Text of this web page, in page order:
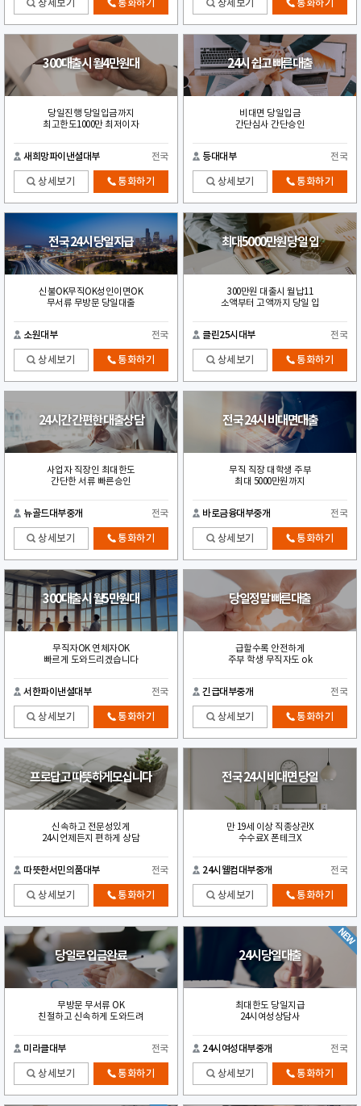
상세보기 통화하기 상세보기 통화하기
300대출시 월4만원대
당일진행 당일입금까지
최고한도1000만 최저이자
새희망파이낸셜대부 전국
상세보기 통화하기
24시 쉽고 빠른대출
비대면 당일입금
간단심사 간단승인
등대대부 전국
상세보기 통화하기
전국 24시 당일지급
신불OK무직OK성인이면OK
무서류 무방문 당일대출
소원대부 전국
상세보기 통화하기
최대5000만원 당일 입
300만원 대출시 월납11
소액부터 고액까지 당일 입
클린25시대부 전국
상세보기 통화하기
24시간 간편한 대출상담
사업자 직장인 최대한도
간단한 서류 빠른승인
뉴골드대부중개 전국
상세보기 통화하기
전국 24시 비대면대출
무직 직장 대학생 주부
최대 5000만원까지
바로금융대부중개 전국
상세보기 통화하기
300대출시 월5만원대
무직자OK 연체자OK
빠르게 도와드리겠습니다
서한파이낸셜대부 전국
상세보기 통화하기
당일정말 빠른대출
급할수록 안전하게
주부 학생 무직자도 ok
긴급대부중개 전국
상세보기 통화하기
프로답고 따뜻하게모십니다
신속하고 전문성있게
24시언제든지 편하게 상담
따뜻한서민의품대부 전국
상세보기 통화하기
전국 24시 비대면 당일
만 19세 이상 직종상관X
수수료X 폰테크X
24시웰컴대부중개 전국
상세보기 통화하기
당일로 입금완료
무방문 무서류 OK
친절하고 신속하게 도와드려
미라클대부 전국
상세보기 통화하기
24시당일대출
최대한도 당일지급
24시여성상담사
24시여성대부중개 전국
상세보기 통화하기